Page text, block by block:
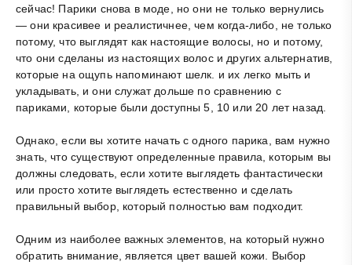
сейчас! Парики снова в моде, но они не только вернулись
— они красивее и реалистичнее, чем когда-либо, не только
потому, что выглядят как настоящие волосы, но и потому,
что они сделаны из настоящих волос и других альтернатив,
которые на ощупь напоминают шелк. и их легко мыть и
укладывать, и они служат дольше по сравнению с
париками, которые были доступны 5, 10 или 20 лет назад.
Однако, если вы хотите начать с одного парика, вам нужно
знать, что существуют определенные правила, которым вы
должны следовать, если хотите выглядеть фантастически
или просто хотите выглядеть естественно и сделать
правильный выбор, который полностью вам подходит.
Одним из наиболее важных элементов, на который нужно
обратить внимание, является цвет вашей кожи. Выбор